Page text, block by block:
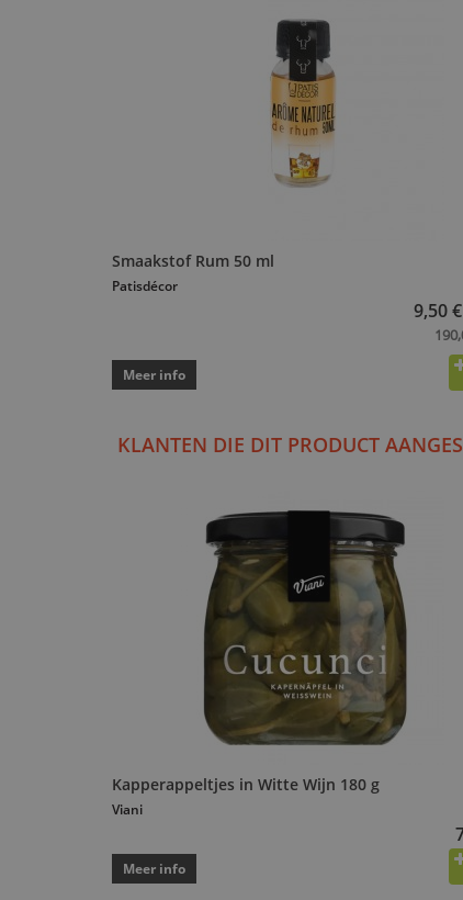
Smaakstof Rum 50 ml
Patisdécor
9,50
Meer info
KLANTEN DIE DIT PRODUCT
Kapperappeltjes in Witte Wijn 180 g
Viani
Meer info